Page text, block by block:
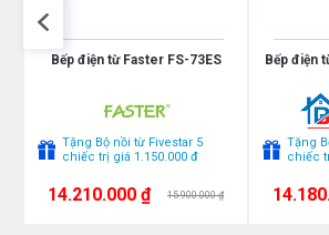
cũng sẽ được chúng tôi tư vấn và
tận tình. Bởi chúng tôi lấy sự hài
Bếp điện từ Faster FS-73ES
Tặng Bộ nồi từ Fivestar 5
chiếc trị giá 1.150.000 đ
14.210.000 ₫ 15.900.000 ₫
Bếp điện
Tặng
chiếc